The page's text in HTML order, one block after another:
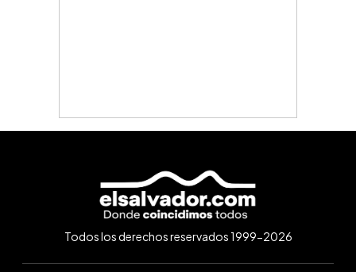
Todos los derechos reservados 1999-2026